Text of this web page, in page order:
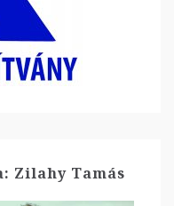
Zilahy Tamás